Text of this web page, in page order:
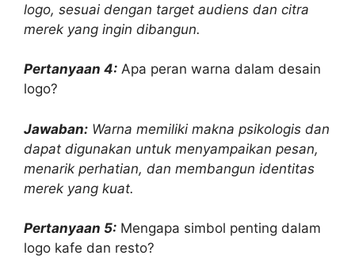
logo, sesuai dengan target audiens dan citra
merek yang ingin dibangun.
Pertanyaan 4: Apa peran warna dalam desain
logo?
Jawaban: Warna memiliki makna psikologis dan
dapat digunakan untuk menyampaikan pesan,
menarik perhatian, dan membangun identitas
merek yang kuat.
Pertanyaan 5: Mengapa simbol penting dalam
logo kafe dan resto?